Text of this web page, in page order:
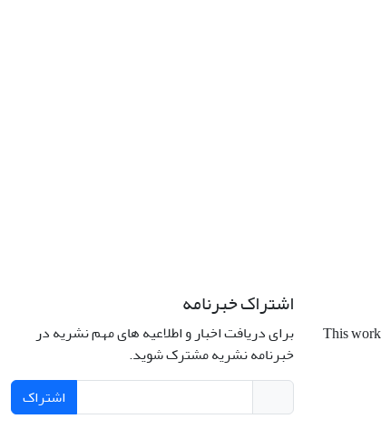
This
اشتراک خبرنامه
برای دریافت اخبار و اطلاعیه های مهم نشریه در
خبرنامه نشریه مشترک شوید.
اشتراک